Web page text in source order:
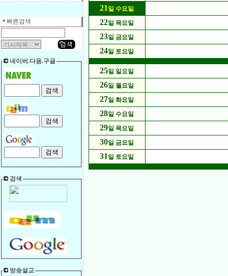
빠른검색
네이버.다음.구글
검색
방송설교
21 일 수요일
22일 목요일
23일 금요일
24일 토요일
25일 일요일
26일 월요일
27일 화요일
28일 수요일
29일 목요일
30일 금요일
31 일 토요일